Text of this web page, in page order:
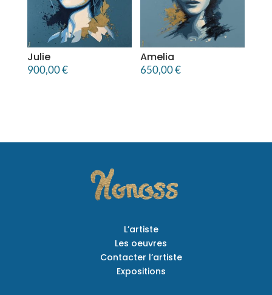
Julie
900,00€
Amelia
650,00€
L’artiste
Les oeuvres
Contacter l’artiste
Expositions